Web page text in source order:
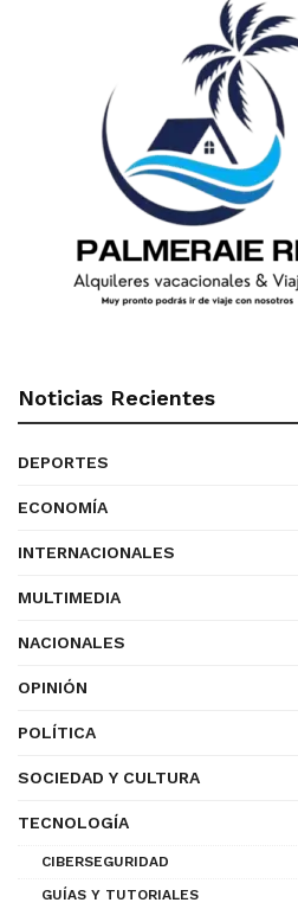
Noticias Recientes
DEPORTES
ECONOMÍA
INTERNACIONALES
MULTIMEDIA
NACIONALES
OPINIÓN
POLÍTICA
SOCIEDAD Y CULTURA
TECNOLOGÍA
CIBERSEGURIDAD
GUÍAS Y TUTORIALES